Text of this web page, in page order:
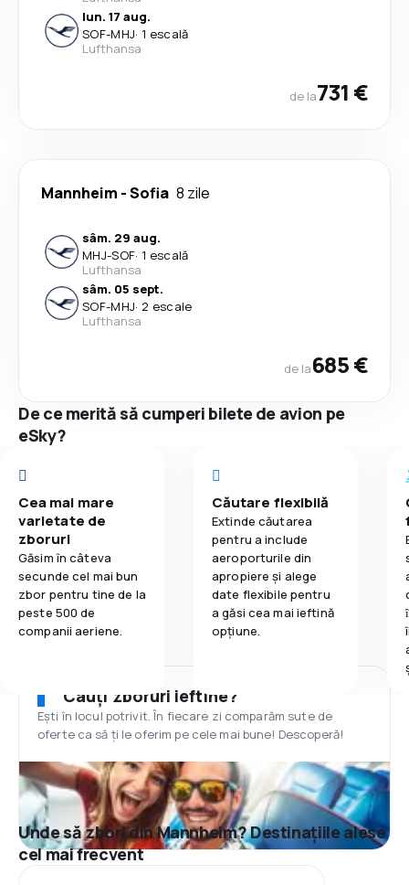
lun. 17 aug.
SOF-MHJ· 1 escală
Lufthansa
de la731 €
Mannheim -Sofia 8 zile
sâm. 29 aug.
MHJ-SOF· 1 escală
Lufthansa
sâm. 05 sept.
SOF-MHJ· 2 escale
Lufthansa
de la685 €
De ce merită să cumperi bilete de avion pe
eSky?
Cea mai mare
varietate de
zboruri
Găsim în câteva
secunde cel mai bun
zbor pentru tine de la
peste 500 de
companii aeriene.
Căutare flexibilă
Extinde căutarea
pentru a include
aeroporturile din
apropiere și alege
date flexibile pentru
a găsi cea mai ieftină
opțiune.
Cauți zboruri ieftine?
Ești în locul potrivit. În fiecare zi comparăm sute de
oferte ca să ți le oferim pe cele mai bune! Descoperă!
Unde să zbori din Mannheim? Destinațiile alese
cel mai frecvent